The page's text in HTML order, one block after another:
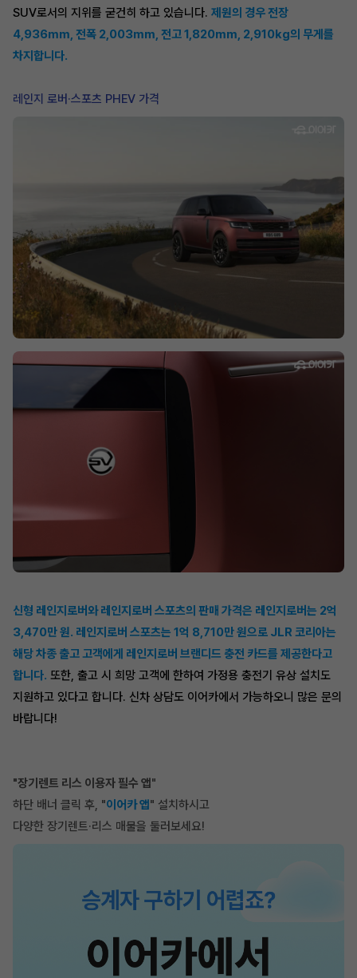
SUV로서의 지위를 굳건히 하고 있습니다. 제원의 경우 전장
4,936mm, 전폭 2,003mm, 전고 1,820mm, 2,910kg의 무게를
차지합니다.
레인지 로버·스포츠 PHEV 가격
신형 레인지로버와 레인지로버 스포츠의 판매 가격은 레인지로버는 2억
3,470만 원. 레인지로버 스포츠는 1억 8,710만 원으로 JLR 코리아는
해당 차종 출고 고객에게 레인지로버 브랜디드 충전 카드를 제공한다고
합니다. 또한, 출고 시 희망 고객에 한하여 가정용 충전기 유상 설치도
지원하고 있다고 합니다. 신차 상담도 이어카에서 가능하오니 많은 문의
바랍니다!
"장기렌트 리스 이용자 필수 앱 "
하단 배너 클릭 후, "이어카 앱" 설치하시고
다양한 장기렌트·리스 매물을 둘러보세요!